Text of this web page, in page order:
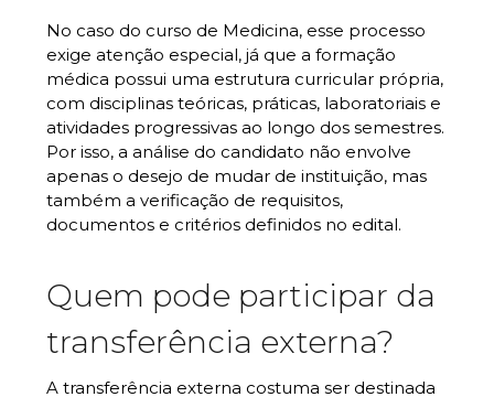
No caso do curso de Medicina, esse processo
exige atenção especial, já que a formação
médica possui uma estrutura curricular própria,
com disciplinas teóricas, práticas, laboratoriais e
atividades progressivas ao longo dos semestres.
Por isso, a análise do candidato não envolve
apenas o desejo de mudar de instituição, mas
também a verificação de requisitos,
documentos e critérios definidos no edital.
Quem pode participar da
transferência externa?
A transferência externa costuma ser destinada